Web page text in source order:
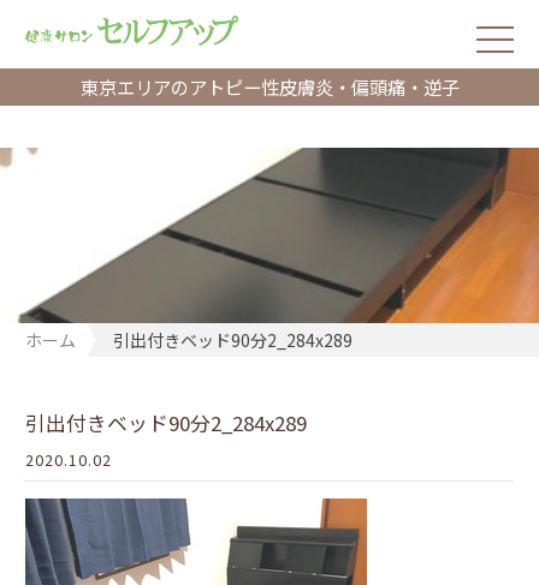
東京エリアのアトピー性皮膚炎・偏頭痛・逆子
ホーム 引出付きベッド90分2_284x289
引出付きベッド90分2_284x289
2020.10.02